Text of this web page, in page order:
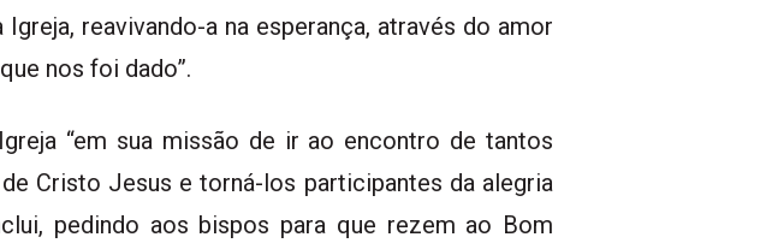
reavivando-a na esperança, através do amor
nos foi dado”.
“em sua missão de ir ao encontro de tantos
Cristo Jesus e torná-los participantes da alegria
pedindo aos bispos para que rezem ao Bom